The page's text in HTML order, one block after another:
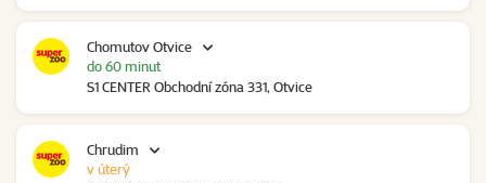
Chomutov Otvice
S1 CENTER Obchodní zóna 331, Otvice
do 60 minut
Chrudim
v úterý